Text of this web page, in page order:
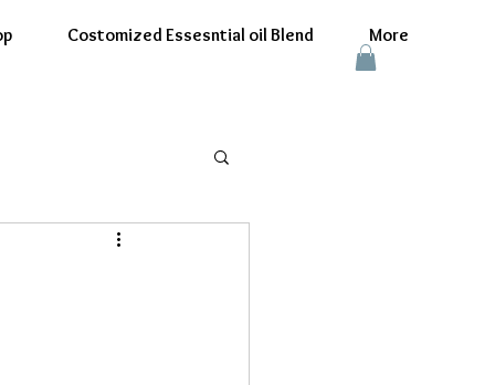
Costomized Essesntial oil Blend More